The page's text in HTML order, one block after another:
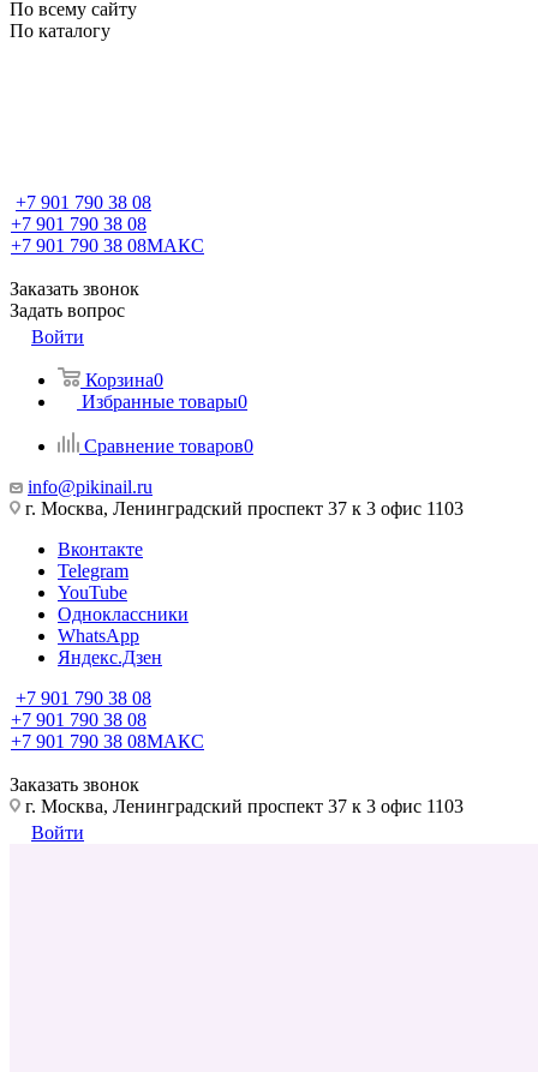
По всему сайту
По каталогу
+7 901 790 38 08
+7 901 790 38 08
+7 901 790 38 08МАКС
Заказать звонок
Задать вопрос
Войти
Корзина0
Избранные товары0
Сравнение товаров0
info@pikinail.ru
г. Москва, Ленинградский проспект 37 к 3 офис 1103
Вконтакте
Telegram
YouTube
Одноклассники
WhatsApp
Яндекс.Дзен
+7 901 790 38 08
+7 901 790 38 08
+7 901 790 38 08МАКС
Заказать звонок
г. Москва, Ленинградский проспект 37 к 3 офис 1103
Войти